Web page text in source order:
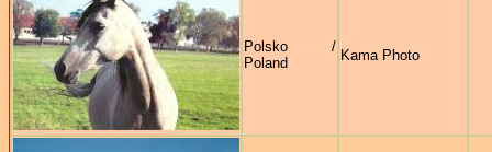
Polsko /
Poland
Kama Photo